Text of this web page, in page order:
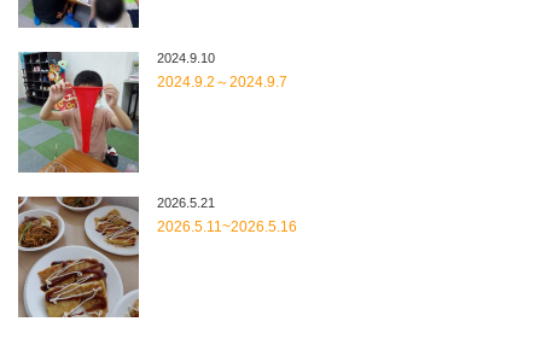
2024.9.10
2024.9.2～2024.9.7
2026.5.21
2026.5.11~2026.5.16